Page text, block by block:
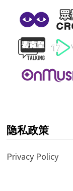
隐私政策
Privacy Policy